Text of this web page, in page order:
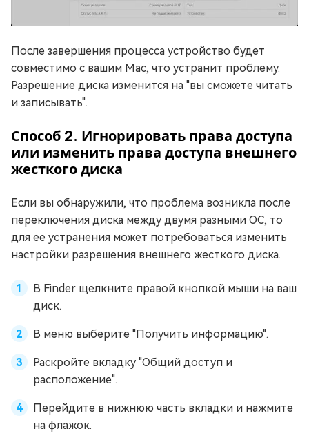
После завершения процесса устройство будет
совместимо с вашим Mac, что устранит проблему.
Разрешение диска изменится на "вы сможете читать
и записывать".
Способ 2. Игнорировать права доступа
или изменить права доступа внешнего
жесткого диска
Если вы обнаружили, что проблема возникла после
переключения диска между двумя разными ОС, то
для ее устранения может потребоваться изменить
настройки разрешения внешнего жесткого диска.
В Finder щелкните правой кнопкой мыши на ваш
диск.
В меню выберите "Получить информацию".
Раскройте вкладку "Общий доступ и
расположение".
Перейдите в нижнюю часть вкладки и нажмите
на флажок.